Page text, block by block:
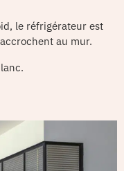
le réfrigérateur est
au mur.